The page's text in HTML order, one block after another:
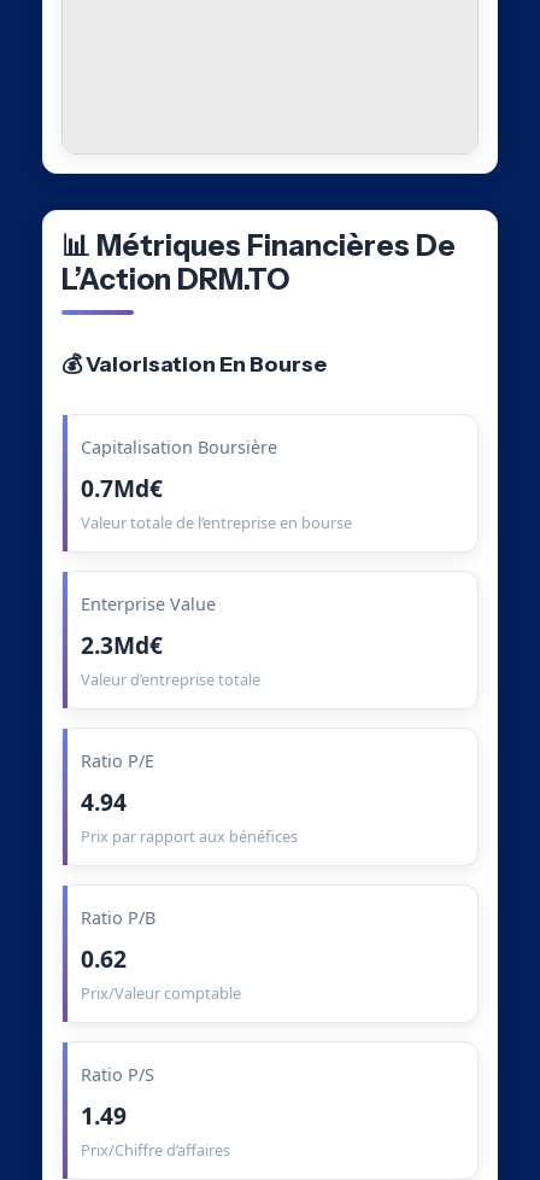
📊 Métriques Financières De
L’Action DRM.TO
💰 Valorisation En Bourse
Capitalisation Boursière
0.7Md€
Valeur totale de l’entreprise en bourse
Enterprise Value
2.3Md€
Valeur d’entreprise totale
Ratio P/E
4.94
Prix par rapport aux bénéfices
Ratio P/B
0.62
Prix/Valeur comptable
Ratio P/S
1.49
Prix/Chiffre d’affaires